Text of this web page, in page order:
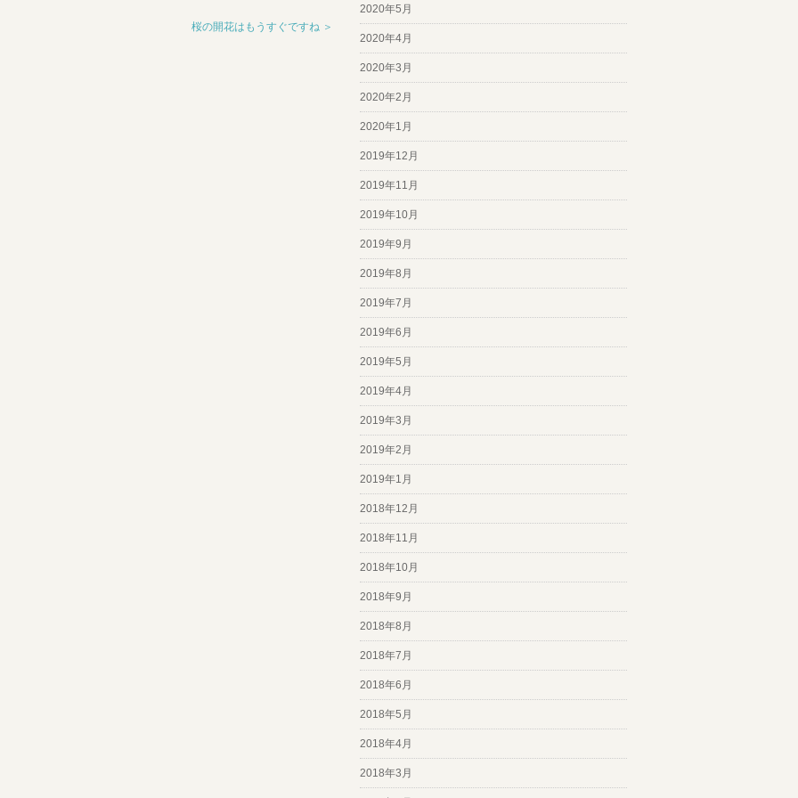
桜の開花はもうすぐですね ＞
2020年5月
2020年4月
2020年3月
2020年2月
2020年1月
2019年12月
2019年11月
2019年10月
2019年9月
2019年8月
2019年7月
2019年6月
2019年5月
2019年4月
2019年3月
2019年2月
2019年1月
2018年12月
2018年11月
2018年10月
2018年9月
2018年8月
2018年7月
2018年6月
2018年5月
2018年4月
2018年3月